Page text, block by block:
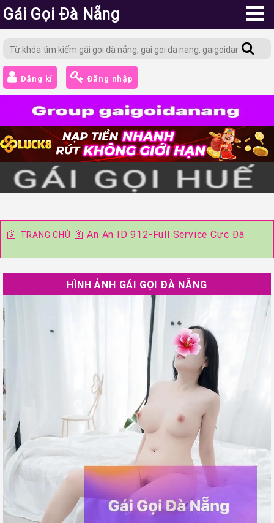
Gái Gọi Đà Nẵng
Đăng kí Đăng nhập
🛐 TRANG CHỦ 🛐An An ID 912-Full Service Cực Đã
HÌNH ẢNH GÁI GỌI ĐÀ NẴNG